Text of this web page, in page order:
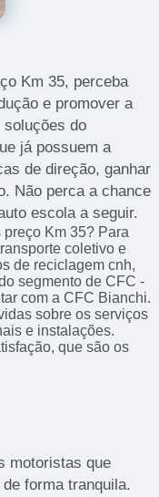
Km 35, perceba
e promover a
do
já possuem a
de direção, ganhar
Não perca a chance
escola a seguir.
Km 35? Para
coletivo e
de reciclagem cnh,
segmento de CFC -
com a CFC Bianchi.
sobre os serviços
e instalações.
que são os
motoristas que
forma tranquila.